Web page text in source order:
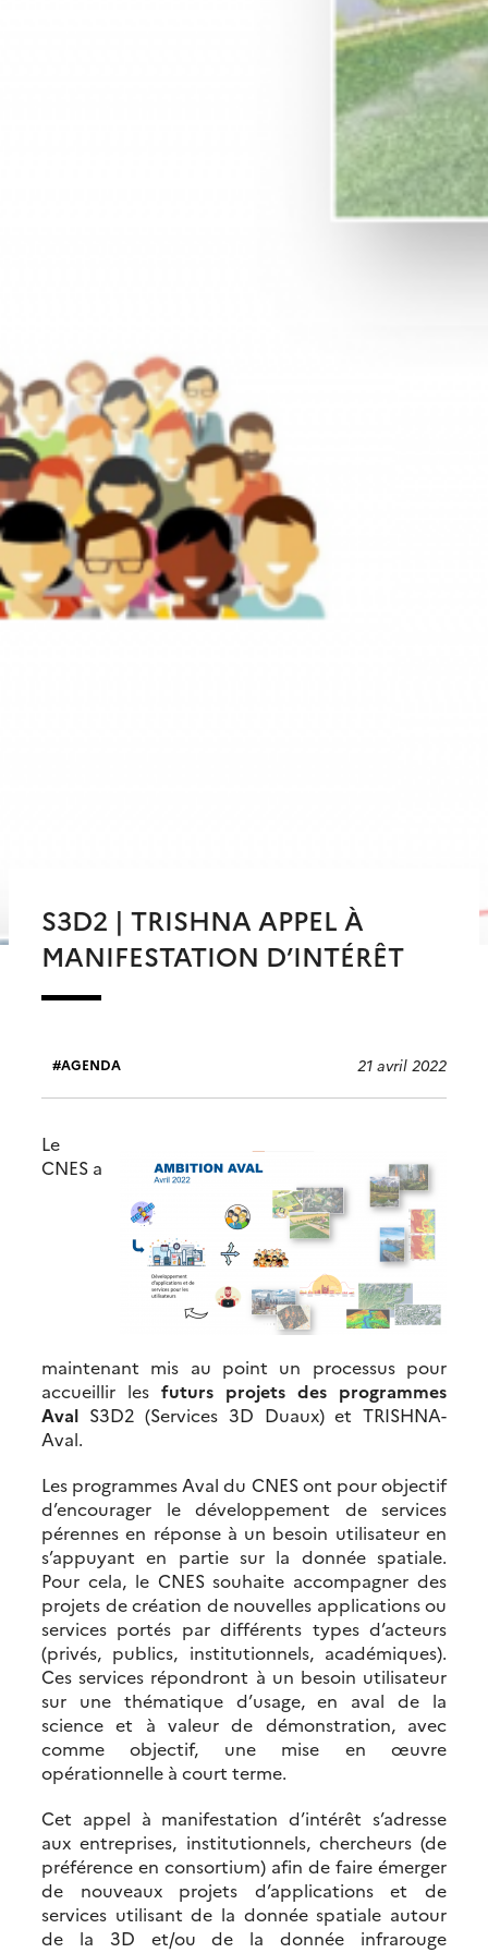
S3D2 | TRISHNA APPEL À
MANIFESTATION D’INTÉRÊT
AGENDA 21 avril 2022
Le
CNES a
maintenant mis au point un processus pour
accueillir les futurs projets des programmes
Aval S3D2 (Services 3D Duaux) et TRISHNA-
Aval.
Les programmes Aval du CNES ont pour objectif
d’encourager le développement de services
pérennes en réponse à un besoin utilisateur en
s’appuyant en partie sur la donnée spatiale.
Pour cela, le CNES souhaite accompagner des
projets de création de nouvelles applications ou
services portés par différents types d’acteurs
(privés, publics, institutionnels, académiques).
Ces services répondront à un besoin utilisateur
sur une thématique d’usage, en aval de la
science et à valeur de démonstration, avec
comme objectif, une mise en œuvre
opérationnelle à court terme.
Cet appel à manifestation d’intérêt s’adresse
aux entreprises, institutionnels, chercheurs (de
préférence en consortium) afin de faire émerger
de nouveaux projets d’applications et de
services utilisant de la donnée spatiale autour
de la 3D et/ou de la donnée infrarouge